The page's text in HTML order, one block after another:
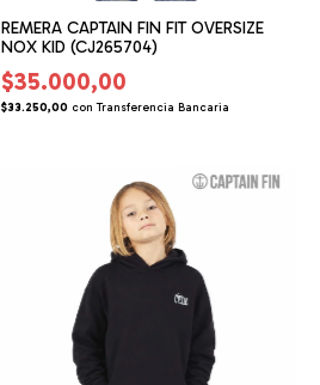
REMERA CAPTAIN FIN FIT OVERSIZE
NOX KID (CJ265704)
$35.000,00
$33.250,00 con Transferencia Bancaria